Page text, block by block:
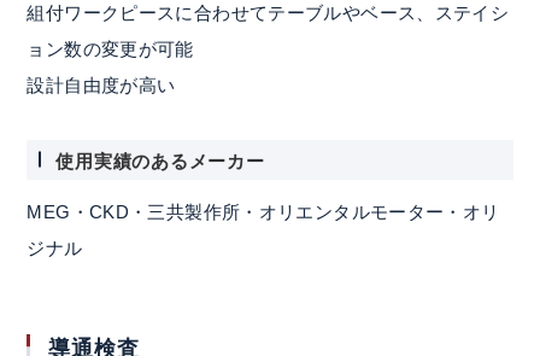
組付ワークピースに合わせてテーブルやベース、ステイシ
ョン数の変更が可能
設計自由度が高い
使用実績のあるメーカー
MEG・CKD・三共製作所・オリエンタルモーター・オリ
ジナル
導通検査